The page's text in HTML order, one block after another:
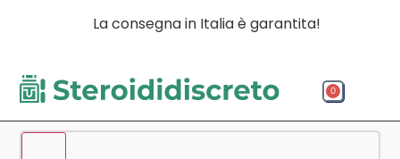
La consegna in Italia è garantita!
0